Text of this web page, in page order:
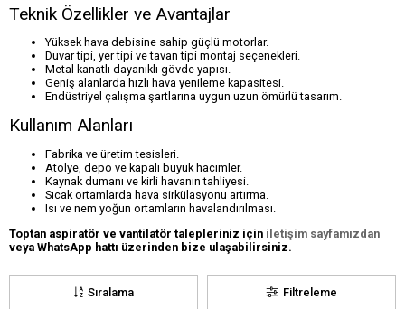
Teknik Özellikler ve Avantajlar
Yüksek hava debisine sahip güçlü motorlar.
Duvar tipi, yer tipi ve tavan tipi montaj seçenekleri.
Metal kanatlı dayanıklı gövde yapısı.
Geniş alanlarda hızlı hava yenileme kapasitesi.
Endüstriyel çalışma şartlarına uygun uzun ömürlü tasarım.
Kullanım Alanları
Fabrika ve üretim tesisleri.
Atölye, depo ve kapalı büyük hacimler.
Kaynak dumanı ve kirli havanın tahliyesi.
Sıcak ortamlarda hava sirkülasyonu artırma.
Isı ve nem yoğun ortamların havalandırılması.
Toptan aspiratör ve vantilatör talepleriniz için iletişim sayfamızdan
veya WhatsApp hattı üzerinden bize ulaşabilirsiniz.
Filtreleme
Sıralama